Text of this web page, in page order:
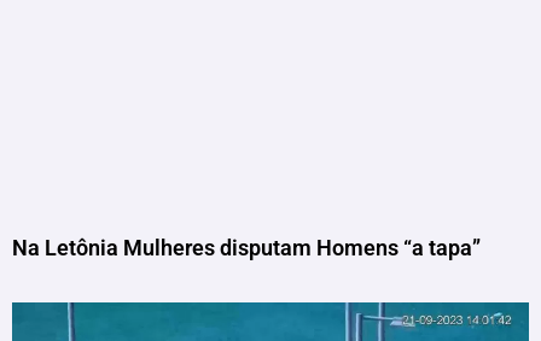
Na Letônia Mulheres disputam Homens “a tapa”